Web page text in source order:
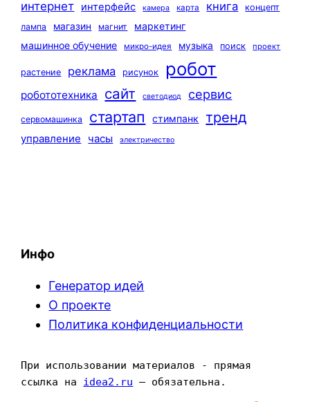
интернет интерфейс камера карта книга
концепт
лампа
магазин магнит
маркетинг
машинное обучение
микро-идея музыка поиск проект
растение реклама рисунок робот
робототехника сайт светодиод сервис
сервомашинка стартап стимпанк тренд
управление часы электричество
Инфо
Генератор идей
О проекте
Политика конфиденциальности
При использовании материалов - прямая
ссылка на idea2.ru — обязательна.